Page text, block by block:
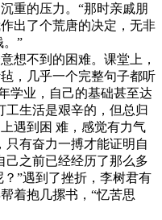
重的压力。“那时亲戚朋
出了个荒唐的决定，无非
。”
想不到的困难。课堂上，
，几乎一个完整句子都听
学业，自己的基础甚至达
工生活是艰辛的，但总归
遇到困 难，感觉有力气
只有奋力一搏才能证明自
己之前已经经历了那么多
”遇到了挫折，李树君有
着抱几摞书，“忆苦思